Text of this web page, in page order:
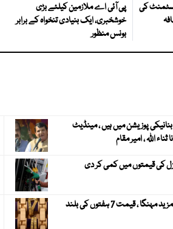
کی
پی آئی اے ملازمین کیلئے بڑی
خوشخبری، ایک بنیادی تنخواہ کے برابر
بونس منظور
پوزیشن میں ہیں ، مینڈیٹ
اللہ ، امیر مقام
کی قیمتوں میں کمی کر دی
عالمی مارکیٹ میں سونا مزید مہنگا ، قیمت 7 ہفتوں کی بلند